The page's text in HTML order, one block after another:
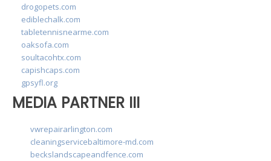
drogopets.com
ediblechalk.com
tabletennisnearme.com
oaksofa.com
soultacohtx.com
capishcaps.com
gpsyfl.org
MEDIA PARTNER III
vwrepairarlington.com
cleaningservicebaltimore-md.com
beckslandscapeandfence.com